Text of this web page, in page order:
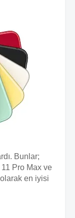
Bunlar;
Pro Max ve
olarak en iyisi